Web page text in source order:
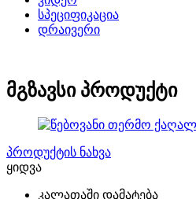
სპეციფიკაცია
დრაივერი
მგზავსი პროდუქტი
პროდუქტის ნახვა
ყიდვა
კალათაში დამატება